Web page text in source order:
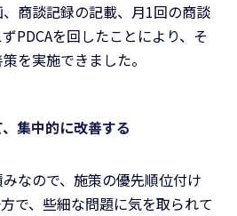
商談記録の記載、月1回の商談
PDCAを回したことにより、そ
を実施できました。
集中的に改善する
なので、施策の優先順位付け
で、些細な問題に気を取られて